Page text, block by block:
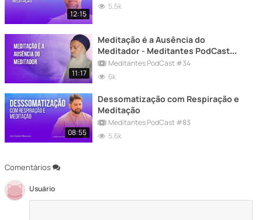
Comentários
Usuário
12:15
5,5k
11:17
Meditação é a Ausência do
Meditador - Meditantes PodCast
#34Meditantes PodCast #34
6k
08:55
Dessomatização com Respiração e
Meditação
Meditantes PodCast #83
5,6k